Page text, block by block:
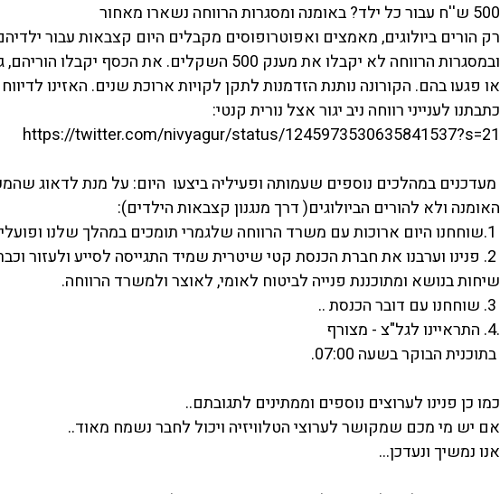
500 ש''ח עבור כל ילד? באומנה ומסגרות הרווחה נשארו מאחור
רק הורים ביולוגים, מאמצים ואפוטרופוסים מקבלים היום קצבאות עבור
ובמסגרות הרווחה לא יקבלו את מענק 500 השקלים. את
או פגעו בהם. הקורונה נותנת הזדמנות לתקן לקויות ארוכת שנים. האזינו
כתבתנו לענייני רווחה ניב יגור אצל נורית קנטי:
https://twitter.com/nivyagur/status/1245973530635841537?s=21
מעדכנים במהלכים נוספים שעמותה ופעיליה ביצעו  היום: על מנת לדאוג
האומנה ולא להורים הביולוגים( דרך מנגנון קצבאות הילדים):
2. פנינו וערבנו את חברת הכנסת קטי שיטרית שמיד התגייסה לסייע ולעזור
שיחות בנושא ומתוכננת פנייה לביטוח לאומי, לאוצר ולמשרד הרווחה.
.4. התראיינו לגל"צ - מצורף
כמו כן פנינו לערוצים נוספים וממתינים לתגובתם..
אם יש מי מכם שמקושר לערוצי הטלוויזיה ויכול לחבר נשמח מאוד..
אנו נמשיך ונעדכן...